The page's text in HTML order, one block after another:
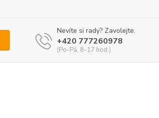
Nevíte si rady? Zavolejte.
+420 777260978
(Po-Pá, 8-17 hod.)